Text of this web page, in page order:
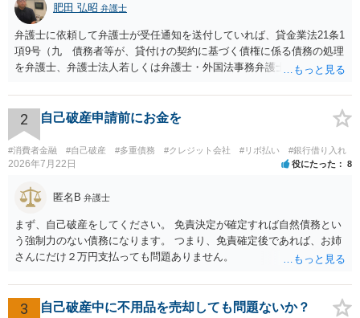
管財人を選任する必要がないと考えてくれることがあります。そうすると、
原則２０万円の管財人の費用を負担せずとも、借金をなくすことも可能にな
るのです。 常に本件のようにうまくいくとは限りませんが、依頼者様の状
況の変遷を十分に確認することで、このように破産手続を進めていくことも
可能です。もし、本稿を読んで心当たりがあるということであれば、一度相
談に来ていただければと思います。
肥田 弘昭 弁護士
弁護士に依頼して弁護士が受任通知を送付していれば、貸金業法21条1
項9号（九 債務者等が、貸付けの契約に基づく債権に係る債務の処理
を弁護士、弁護士法人若しくは弁護士・外国法事務弁護士共同法人若
等」という。）に委託し、又はその処理のため必要な裁判所における
民事事件に関する手続をとり、弁護士等又は裁判所から書面によりそ
の旨の通知があつた場合において、正当な理由がないのに、債務者等
に対し、電話をかけ、電報を送達し、若しくはファクシミリ装置を用
いて送信し、又は訪問する方法により、当該債務を弁済することを要
かわらず、更にこれらの方法で当該債務を弁済することを要求するこ
と。）に違反しています。監督官庁に行政処分を求める、裁判所に仮
処分申請、不退去罪が成立すれば警察に通報などの対応が考えられま
す。ご参考にしてください。
2 自己破産申請前にお金を
#消費者金融 #自己破産 #多重債務 #クレジット会社 #リボ払い #銀行借り入れ
2026年7月22日 役にたった 8
匿名B 弁護士
まず、自己破産をしてください。 免責決定が確定すれば自然債務とい
う強制力のない債務になります。 つまり、免責確定後であれば、お姉
さんにだけ２万円支払っても問題ありません。
3 自己破産中に不用品を売却しても問題ないか？